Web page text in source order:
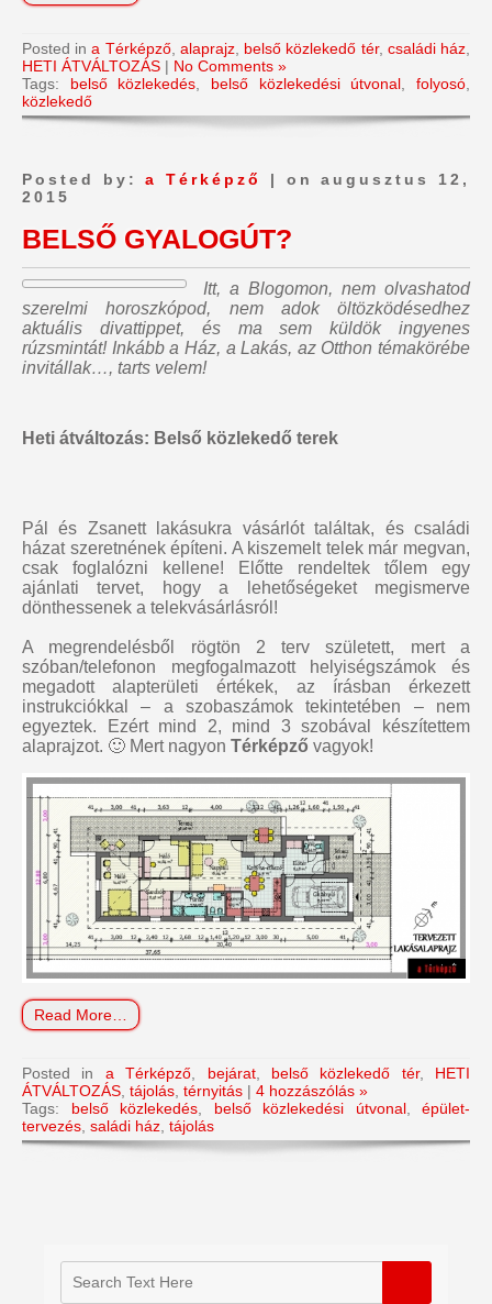
Posted ina Térképző, alaprajz, belső közlekedő tér, családi ház
HETI ÁTVÁLTOZÁS | No Comments »
Tags: belső közlekedés belső közlekedési útvonal ,folyosó
közlekedő
Posted by:a Térképző
| on augusztus 12,
2015
BELSŐ GYALOGÚT?
Itt, a Blogomon, nem olvashatod
szerelmi horoszkópod, nem adok öltözködésedhez
aktuális divattippet, és ma sem küldök ingyenes
rúzsmintát! Inkább a Ház, a Lakás, az Otthon témakörébe
invitállak…, tarts velem!
Heti átváltozás: Belső közlekedő terek
Pál és Zsanett lakásukra vásárlót találtak, és családi
házat szeretnének építeni. A kiszemelt telek már megvan,
csak foglalózni kellene! Előtte rendeltek tőlem egy
ajánlati tervet, hogy a lehetőségeket megismerve
dönthessenek a telekvásárlásról!
A megrendelésből rögtön 2 terv született, mert a
szóban/telefonon megfogalmazott helyiségszámok és
megadott alapterületi értékek, az írásban érkezett
instrukciókkal – a szobaszámok tekintetében – nem
egyeztek. Ezért mind 2, mind 3 szobával készítettem
alaprajzot. 🙂 Mert nagyon Térképző vagyok!
Read More…
Posted in a Térképző bejárat, belső közlekedő tér, HETI
ÁTVÁLTOZÁS tájolás térnyitás | 4 hozzászólás »
Tags: belső közlekedés belső közlekedési útvonal, épület-
tervezés saládi ház tájolás